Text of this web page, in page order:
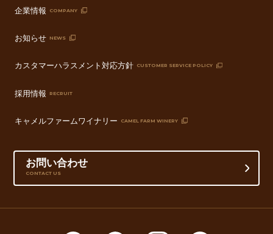
企業情報 COMPANY
お知らせ NEWS
カスタマーハラスメント対応方針 CUSTOMER SERVICE POLICY
採用情報 RECRUIT
キャメルファームワイナリー CAMEL FARM WINERY
お問い合わせ
CONTACT US